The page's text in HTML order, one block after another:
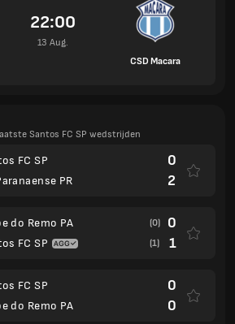
22:00
13 Aug.
CSD Macara
Santos FC SP wedstrijden
FC SP
PR
0
2
do Remo PA
FC SP
(0) 0
(1) 1
FC SP
do Remo PA
0
0